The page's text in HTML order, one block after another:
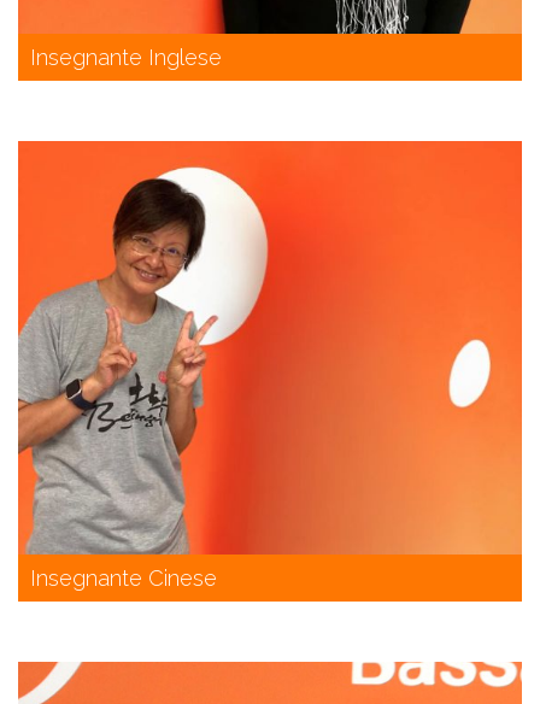
Insegnante Inglese
Insegnante Cinese